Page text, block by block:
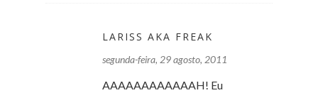
LARISS AKA FREAK
segunda-feira, 29 agosto, 2011
AAAAAAAAAAAAH! Eu